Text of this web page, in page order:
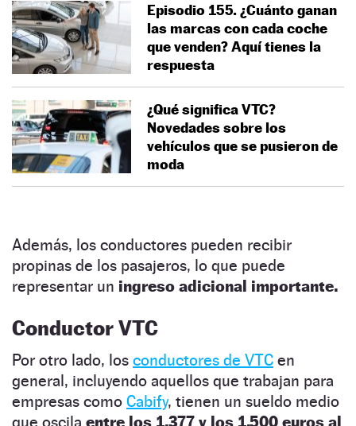
Episodio 155. ¿Cuánto ganan
las marcas con cada coche
que venden? Aquí tienes la
respuesta
¿Qué significa VTC?
Novedades sobre los
vehículos que se pusieron de
moda
Además, los conductores pueden recibir
propinas de los pasajeros, lo que puede
representar un ingreso adicional importante.
Conductor VTC
Por otro lado, los conductores de VTC en
general, incluyendo aquellos que trabajan para
empresas como Cabify, tienen un sueldo medio
que oscila entre los 1.377 y los 1.500 euros al